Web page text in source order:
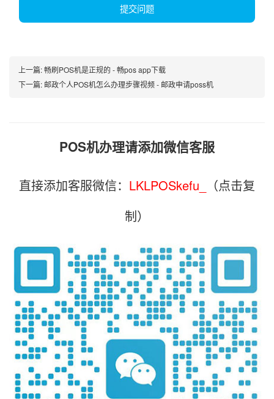
提交问题
上一篇:畅刷POS机是正规的 - 畅pos app下载
下一篇: 邮政个人POS机怎么办理步骤视频 - 邮政申请poss机
POS机办理请添加微信客服
直接添加客服微信： LKLPOSkefu_
（点击复
制）